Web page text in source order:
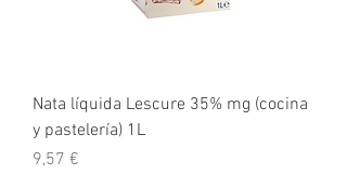
Nata líquida Lescure 35% mg (cocina
y pastelería) 1L
Precio
9,57 €